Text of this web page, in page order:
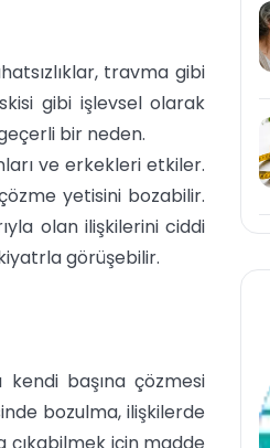
travma gibi
gibi işlevsel olarak
bir neden.
ve erkekleri etkiler.
yetisini bozabilir.
olan ilişkilerini ciddi
görüşebilir.
başına çözmesi
bozulma, ilişkilerde